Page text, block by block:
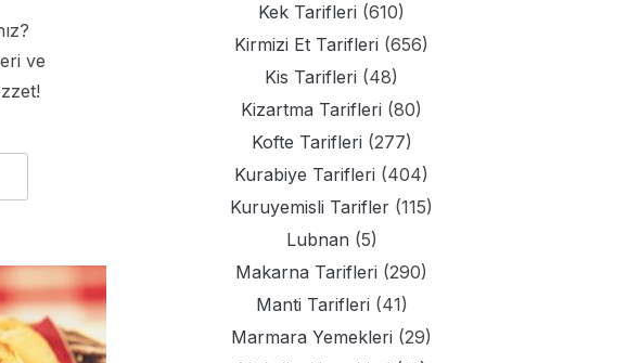
ve
Kek Tarifleri (610)
Kirmizi Et Tarifleri (656)
Kis Tarifleri (48)
Kizartma Tarifleri (80)
Kofte Tarifleri (277)
Kurabiye Tarifleri (404)
Kuruyemisli Tarifler (115)
Lubnan (5)
Makarna Tarifleri (290)
Manti Tarifleri (41)
Marmara Yemekleri (29)